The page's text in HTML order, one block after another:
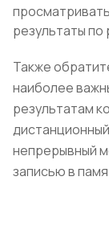
результаты по
Также
наиболее
результатам
непрерывный
записью в